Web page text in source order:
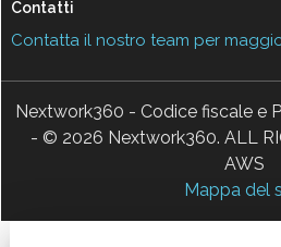
Contatti
Contatta il nostro team per
Nextwork360 - Codice fiscale e
- © 2026 Nextwork360. ALL
AWS
Mappa del